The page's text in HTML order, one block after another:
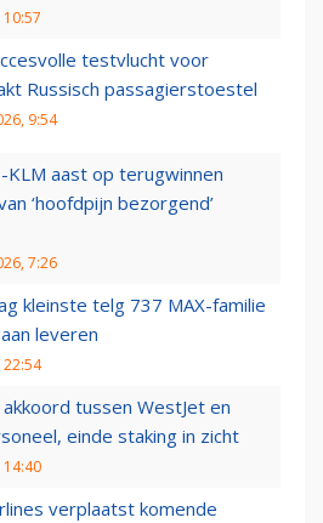
testvlucht voor
Russisch passagierstoestel
9:54
KLM aast op terugwinnen
‘hoofdpijn bezorgend’
7:26
kleinste telg 737 MAX-familie
leveren
22:54
tussen WestJet en
einde staking in zicht
14:40
verplaatst komende